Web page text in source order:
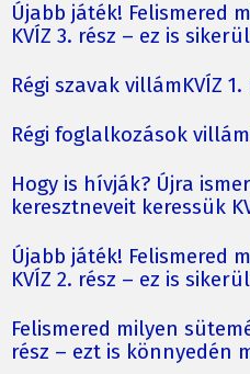
Újabb játék! Felismered
KVÍZ 3. rész – ez is
Régi szavak villámKVÍZ 1.
Régi foglalkozások
Hogy is hívják? Újra
keresztneveit keressük
Újabb játék! Felismered
KVÍZ 2. rész – ez is
Felismered milyen
rész – ezt is könnyedén